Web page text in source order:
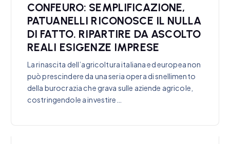
CONFEURO: SEMPLIFICAZIONE,
PATUANELLI RICONOSCE IL NULLA
DI FATTO. RIPARTIRE DA ASCOLTO
REALI ESIGENZE IMPRESE
La rinascita dell’agricoltura italiana ed europea non
può prescindere da una seria opera di snellimento
della burocrazia che grava sulle aziende agricole,
costringendole a investire…